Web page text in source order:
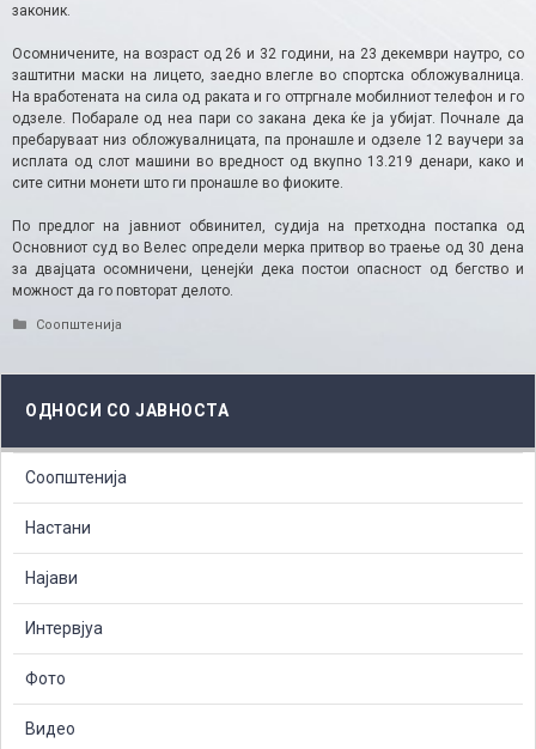
законик.
Осомничените, на возраст од 26 и 32 години, на 23 декември наутро, со
заштитни маски на лицето, заедно влегле во спортска обложувалница.
На вработената на сила од раката и го оттргнале мобилниот телефон и го
одзеле. Побарале од неа пари со закана дека ќе ја убијат. Почнале да
пребаруваат низ обложувалницата, па пронашле и одзеле 12 ваучери за
исплата од слот машини во вредност од вкупно 13.219 денари, како и
сите ситни монети што ги пронашле во фиоките.
По предлог на јавниот обвинител, судија на претходна постапка од
Основниот суд во Велес определи мерка притвор во траење од 30 дена
за двајцата осомничени, ценејќи дека постои опасност од бегство и
можност да го повторат делото.
Categories
Соопштенија
ОДНОСИ СО ЈАВНОСТА
Соопштенија
Настани
Најави
Интервјуа
Фото
Видео